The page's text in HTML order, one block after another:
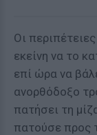
Οι
εκείνη να το
επί ώρα να
ανορθόδοξο
πατήσει τη
πατούσε προς